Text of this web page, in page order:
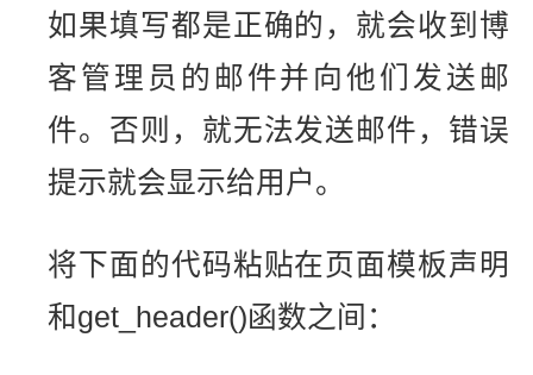
如果填写都是正确的，就会收到博
客管理员的邮件并向他们发送邮
件。否则，就无法发送邮件，错误
提示就会显示给用户。
将下面的代码粘贴在页面模板声明
和get_header()函数之间：